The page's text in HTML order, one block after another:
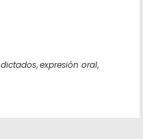
dictados,expresión oral,